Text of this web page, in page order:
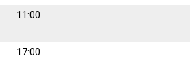
11:00
17:00